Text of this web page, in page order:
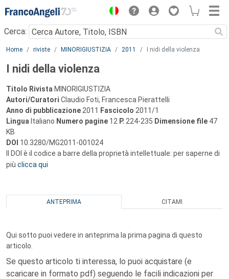
Menu
Cerca:
Main content
Home riviste MINORIGIUSTIZIA 2011 I nidi della violenza
I nidi della violenza
Titolo Rivista MINORIGIUSTIZIA
Autori/Curatori Claudio Foti, Francesca Pierattelli
Anno di pubblicazione 2011 Fascicolo 2011/1
Lingua Italiano Numero pagine 12 P. 224-235 Dimensione file 47
KB
DOI 10.3280/MG2011-001024
Il DOI è il codice a barre della proprietà intellettuale: per saperne di
più clicca qui
ANTEPRIMA CITAMI
Qui sotto puoi vedere in anteprima la prima pagina di questo
articolo.
Se questo articolo ti interessa, lo puoi acquistare (e
scaricare in formato pdf) seguendo le facili indicazioni per